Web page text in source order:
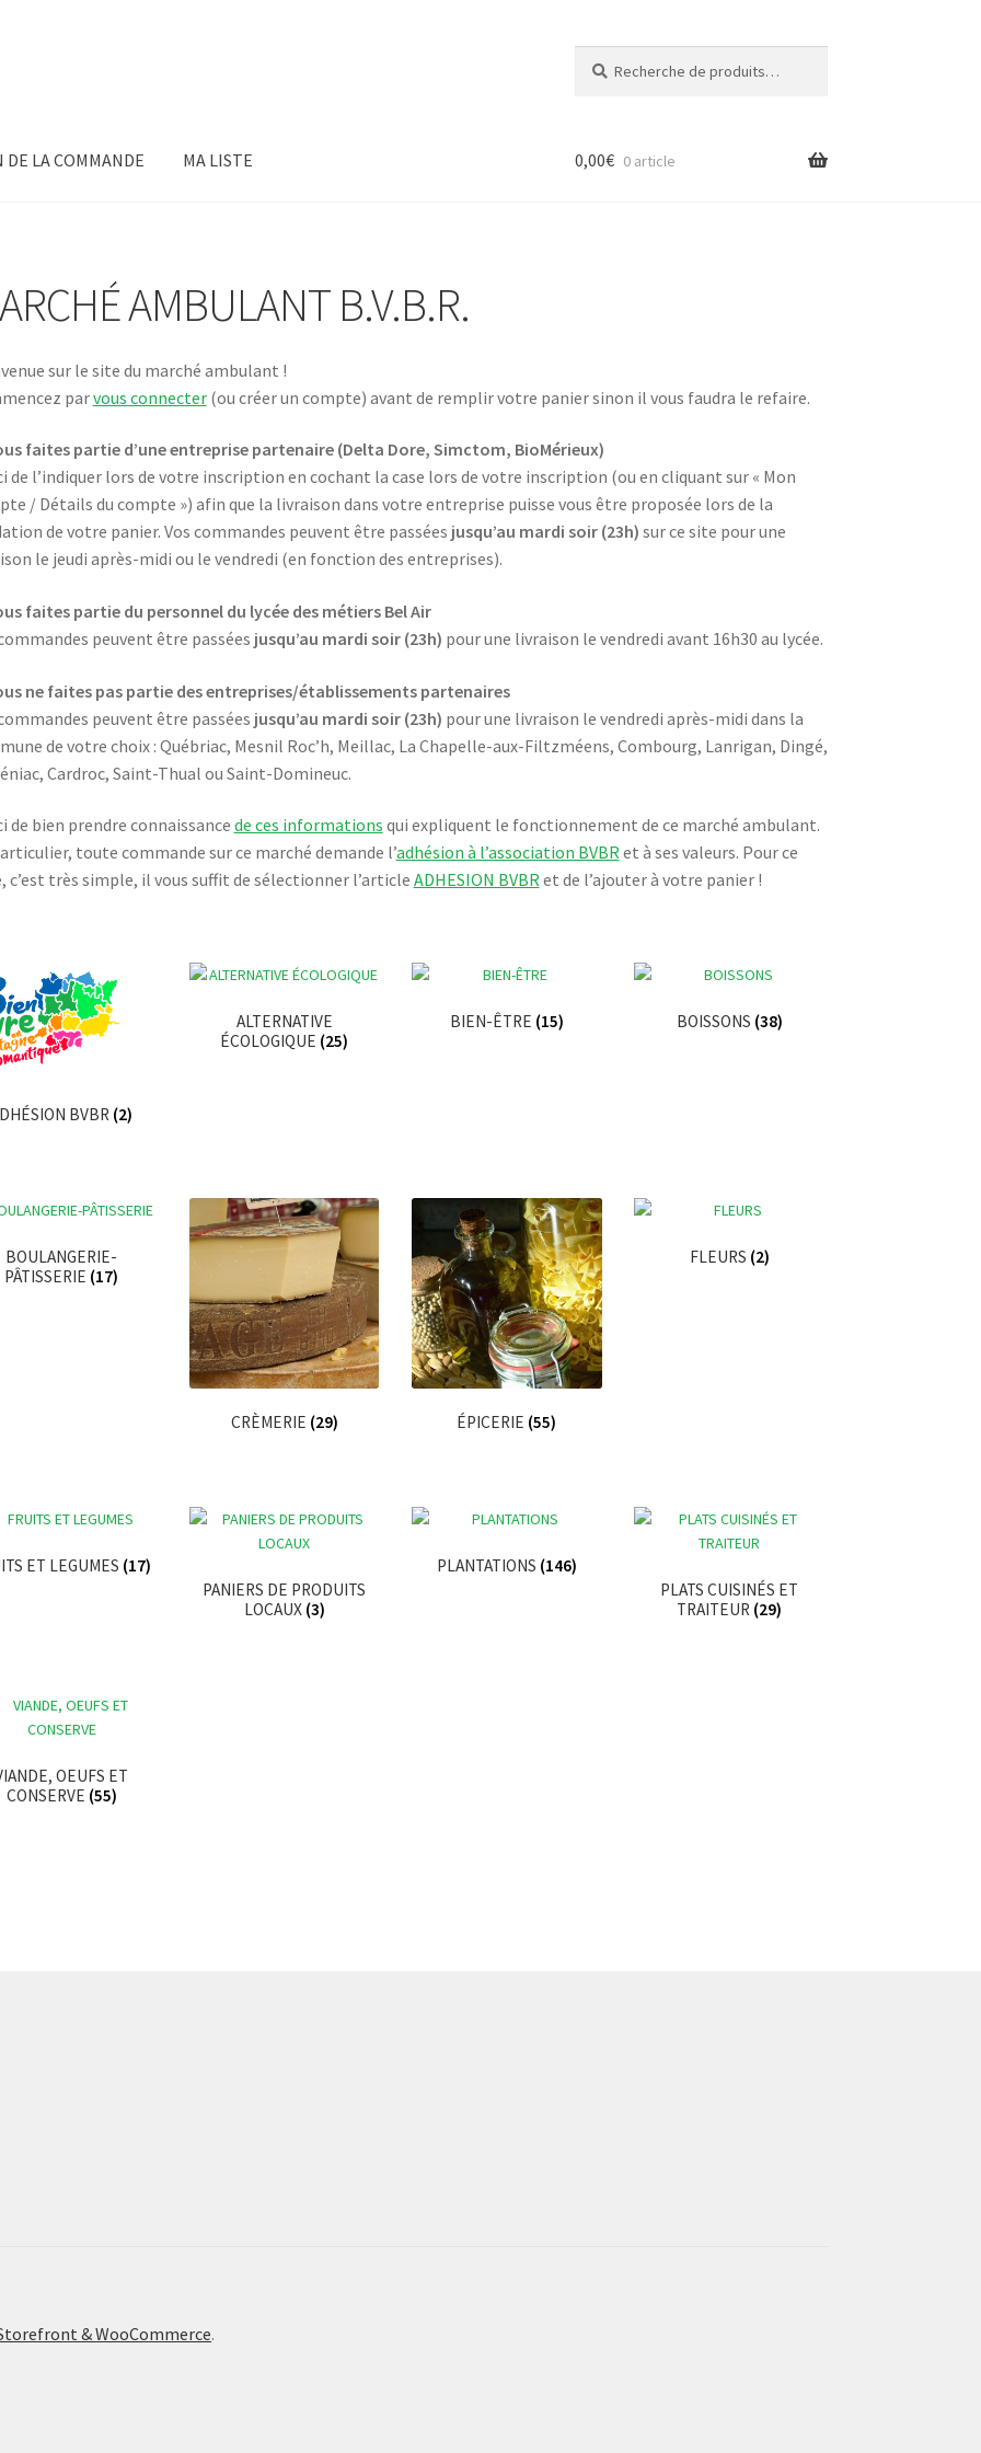
pour :
LA COMMANDE MA LISTE 0,00€ 0 article
AMBULANT B.V.B.R.
sur le site du marché ambulant !
parvous connecter(ou créer un compte) avant de remplir votre panier sinon il vous faudra le refaire.
faites partie d’une entreprise partenaire (Delta Dore, Simctom, BioMérieux)
de l’indiquer lors de votre inscription en cochant la case lors de votre inscription (ou en cliquant sur « Mon
/ Détails du compte ») afin que la livraison dans votre entreprise puisse vous être proposée lors de la
de votre panier. Vos commandes peuvent être passées jusqu’au mardi soir (23h) sur ce site pour une
le jeudi après-midi ou le vendredi (en fonction des entreprises).
faites partie du personnel du lycée des métiers Bel Air
peuvent être passées jusqu’au mardi soir (23h) pour une livraison le vendredi avant 16h30 au lycée.
ne faites pas partie des entreprises/établissements partenaires
peuvent être passées jusqu’au mardi soir (23h) pour une livraison le vendredi après-midi dans la
de votre choix : Québriac, Mesnil Roc’h, Meillac, La Chapelle-aux-Filtzméens, Combourg, Lanrigan, Dingé,
Cardroc, Saint-Thual ou Saint-Domineuc.
de bien prendre connaissance de ces informations qui expliquent le fonctionnement de ce marché ambulant.
toute commande sur ce marché demande l’adhésion à l’association BVBRet à ses valeurs. Pour ce
c’est très simple, il vous suffit de sélectionner l’article ADHESION BVBRet de l’ajouter à votre panier !
BVBR (2)
ALTERNATIVE
ÉCOLOGIQUE (25)
BIEN-ÊTRE (15) BOISSONS (38)
BOULANGERIE-
PÂTISSERIE (17)
CRÈMERIE (29) ÉPICERIE (55)
FLEURS (2)
ET LEGUMES (17)
PANIERS DE PRODUITS
LOCAUX (3)
PLANTATIONS (146)
PLATS CUISINÉS ET
TRAITEUR (29)
OEUFS ET
CONSERVE (55)
& WooCommerce.